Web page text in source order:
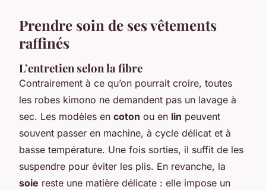
Prendre soin de ses vêtements
raffinés
L’entretien selon la fibre
Contrairement à ce qu’on pourrait croire, toutes
les robes kimono ne demandent pas un lavage à
sec. Les modèles en coton ou en lin peuvent
souvent passer en machine, à cycle délicat et à
basse température. Une fois sorties, il suffit de les
suspendre pour éviter les plis. En revanche, la
soie reste une matière délicate : elle impose un